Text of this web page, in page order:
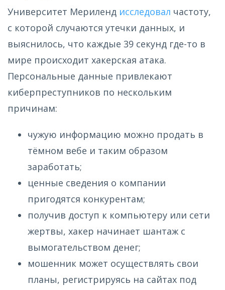
Университет Мериленд исследовал частоту,
с которой случаются утечки данных, и
выяснилось, что каждые 39 секунд где-то в
мире происходит хакерская атака.
Персональные данные привлекают
киберпреступников по нескольким
причинам:
чужую информацию можно продать в
тёмном вебе и таким образом
заработать;
ценные сведения о компании
пригодятся конкурентам;
получив доступ к компьютеру или сети
жертвы, хакер начинает шантаж с
вымогательством денег;
мошенник может осуществлять свои
планы, регистрируясь на сайтах под